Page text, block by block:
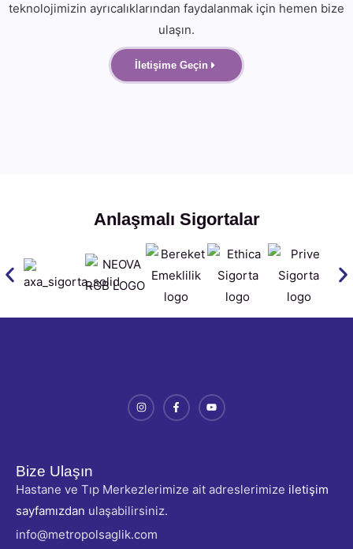
teknolojimizin ayrıcalıklarından faydalanmak için hemen bize
ulaşın.
İletişime Geçin
Anlaşmalı Sigortalar
Bize Ulaşın
Hastane ve Tıp Merkezlerimize ait adreslerimize iletişim
sayfamızdan ulaşabilirsiniz.
info@metropolsaglik.com